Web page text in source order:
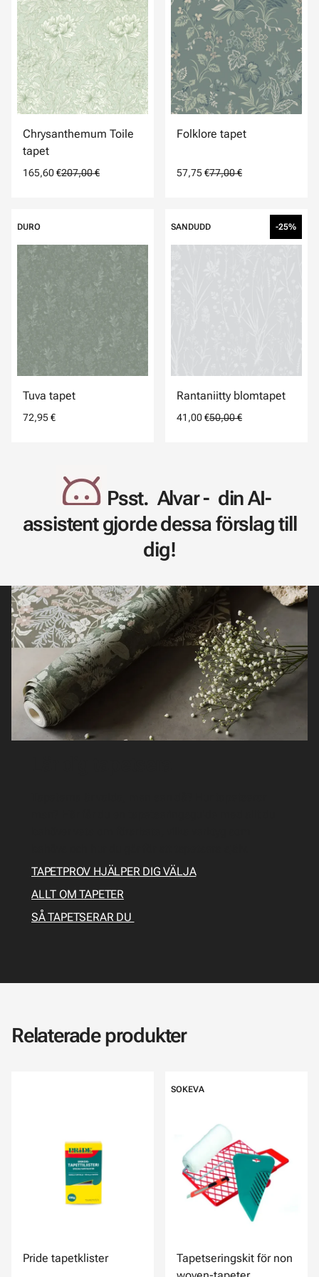
Chrysanthemum Toile
tapet
165,60 €207,00 €
Folklore tapet
57,75 €77,00 €
DURO
Tuva tapet
72,95 €
SANDUDD -25%
Rantaniitty blomtapet
41,00 €50,00 €
Psst. Alvar - din AI-
assistent gjorde dessa förslag till
dig!
TAPETPROV HJÄLPER DIG VÄLJA
ALLT OM TAPETER
SÅ TAPETSERAR DU
Relaterade produkter
Pride tapetklister
SOKEVA
Tapetseringskit för non